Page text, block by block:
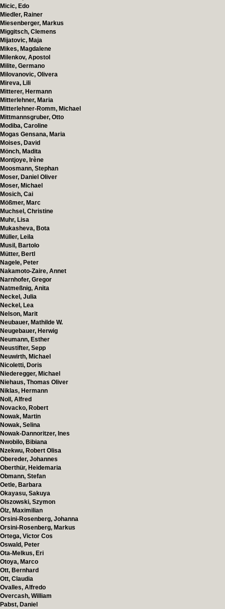
Micic, Edo
Miedler, Rainer
Miesenberger, Markus
Miggitsch, Clemens
Mijatovic, Maja
Mikes, Magdalene
Milenkov, Apostol
Milite, Germano
Milovanovic, Olivera
Mireva, Lili
Mitterer, Hermann
Mitterlehner, Maria
Mitterlehner-Romm, Michael
Mittmannsgruber, Otto
Modiba, Caroline
Mogas Gensana, Maria
Moises, David
Mönch, Madita
Montjoye, Irène
Moosmann, Stephan
Moser, Daniel Oliver
Moser, Michael
Mosich, Cai
Mößmer, Marc
Muchsel, Christine
Muhr, Lisa
Mukasheva, Bota
Müller, Leila
Musil, Bartolo
Mütter, Bertl
Nagele, Peter
Nakamoto-Zaire, Annet
Narnhofer, Gregor
Natmeßnig, Anita
Neckel, Julia
Neckel, Lea
Nelson, Marit
Neubauer, Mathilde W.
Neugebauer, Herwig
Neumann, Esther
Neustifter, Sepp
Neuwirth, Michael
Nicoletti, Doris
Niederegger, Michael
Niehaus, Thomas Oliver
Niklas, Hermann
Noll, Alfred
Novacko, Robert
Nowak, Martin
Nowak, Selina
Nowak-Dannoritzer, Ines
Nwobilo, Bibiana
Nzekwu, Robert Olisa
Obereder, Johannes
Oberthür, Heidemaria
Obmann, Stefan
Oetle, Barbara
Okayasu, Sakuya
Olszowski, Szymon
Ölz, Maximilian
Orsini-Rosenberg, Johanna
Orsini-Rosenberg, Markus
Ortega, Victor Cos
Oswald, Peter
Ota-Melkus, Eri
Otoya, Marco
Ott, Bernhard
Ott, Claudia
Ovalles, Alfredo
Overcash, William
Pabst, Daniel